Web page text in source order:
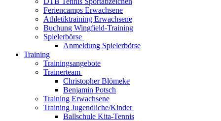
Feriencamps Erwachsene
Athletiktraining Erwachsene
Buchung Wingfield-Training
Spielerbörse
Anmeldung Spielerbörse
Training
Trainingsangebote
Trainerteam
Christopher Blömeke
Benjamin Potsch
Training Erwachsene
Training Jugendliche/Kinder
Ballschule Kita-Tennis